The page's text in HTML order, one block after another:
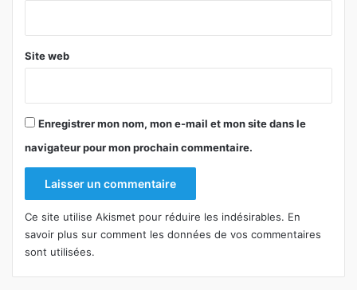
Site web
Enregistrer mon nom, mon e-mail et mon site dans le
navigateur pour mon prochain commentaire.
Ce site utilise Akismet pour réduire les indésirables. En
savoir plus sur comment les données de vos commentaires
sont utilisées.